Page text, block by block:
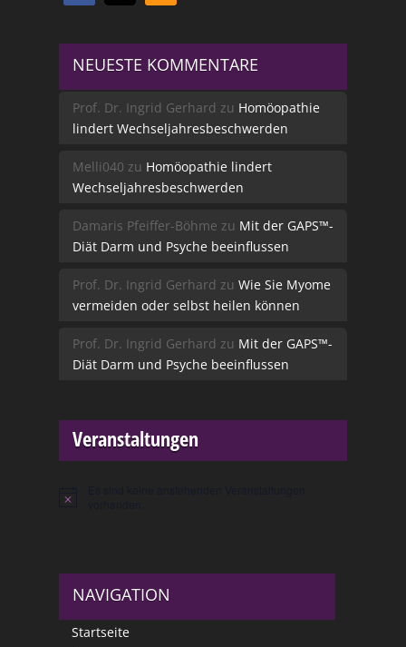
NEUESTE KOMMENTARE
Prof. Dr. Ingrid Gerhard zu Homöopathie
lindert Wechseljahresbeschwerden
Melli040 zu Homöopathie lindert
Wechseljahresbeschwerden
Damaris Pfeiffer-Böhme zu Mit der GAPS™-
Diät Darm und Psyche beeinflussen
Prof. Dr. Ingrid Gerhard zu Wie Sie Myome
vermeiden oder selbst heilen können
Prof. Dr. Ingrid Gerhard zu Mit der GAPS™-
Diät Darm und Psyche beeinflussen
Veranstaltungen
Hinweis
NAVIGATION
Startseite